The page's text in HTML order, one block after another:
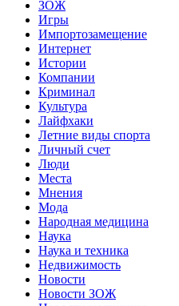
ЗОЖ
Игры
Импортозамещение
Интернет
Истории
Компании
Криминал
Культура
Лайфхаки
Летние виды спорта
Личный счет
Люди
Места
Мнения
Мода
Народная медицина
Наука
Наука и техника
Недвижимость
Новости
Новости ЗОЖ